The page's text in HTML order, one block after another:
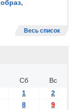
Весь список
Сб
Вс
1
2
8
9